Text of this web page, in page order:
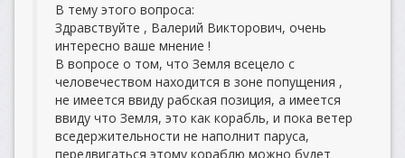
В тему этого вопроса:
Здравствуйте , Валерий Викторович, очень
интересно ваше мнение !
В вопросе о том, что Земля всецело с
человечеством находится в зоне попущения ,
не имеется ввиду рабская позиция, а имеется
ввиду что Земля, это как корабль, и пока ветер
вседержительности не наполнит паруса,
передвигаться этому кораблю можно будет